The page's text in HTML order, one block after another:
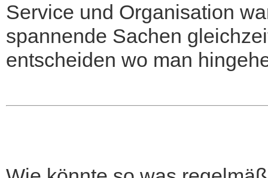
Service und Organisation
spannende Sachen
entscheiden wo man